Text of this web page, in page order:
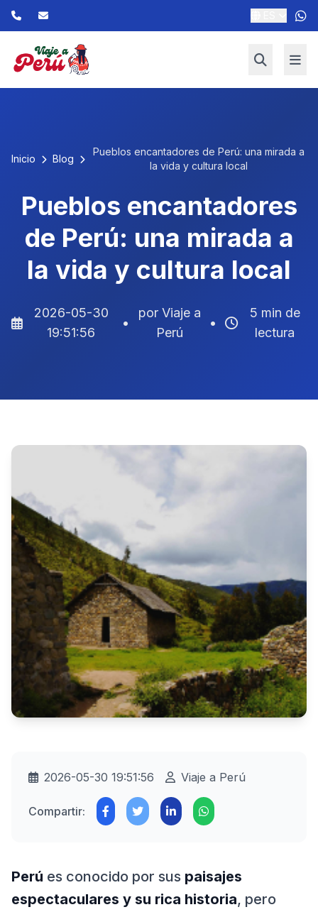
Inicio Blog
Pueblos encantadores de Perú: una mirada a
la vida y cultura local
Pueblos encantadores
de Perú: una mirada a
la vida y cultura local
2026-05-30
19:51:56
•
por Viaje a
Perú
•
5 min de
lectura
2026-05-30 19:51:56 Viaje a Perú
Compartir:
Perú es conocido por sus paisajes
espectaculares y su rica historia, pero